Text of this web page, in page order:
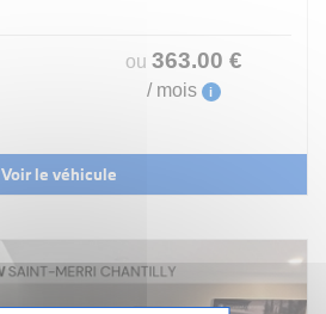
ou 363.00 €
/ mois i
Voir le véhicule